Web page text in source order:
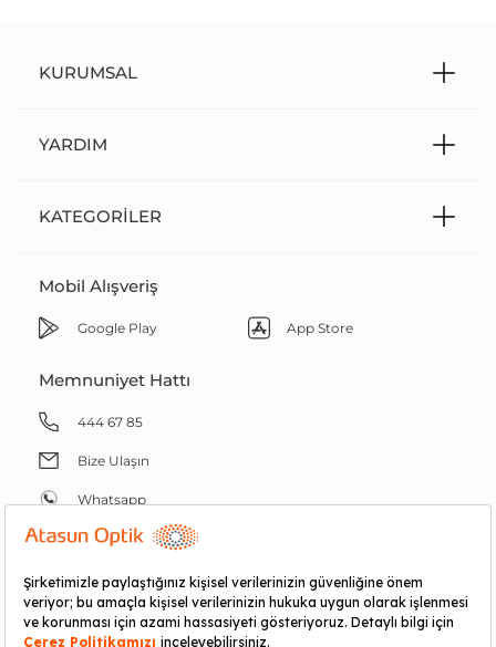
KURUMSAL
YARDIM
KATEGORILER
Mobil Alışveriş
Google Play App Store
Memnuniyet Hattı
444 67 85
Bize Ulaşın
Whatsapp